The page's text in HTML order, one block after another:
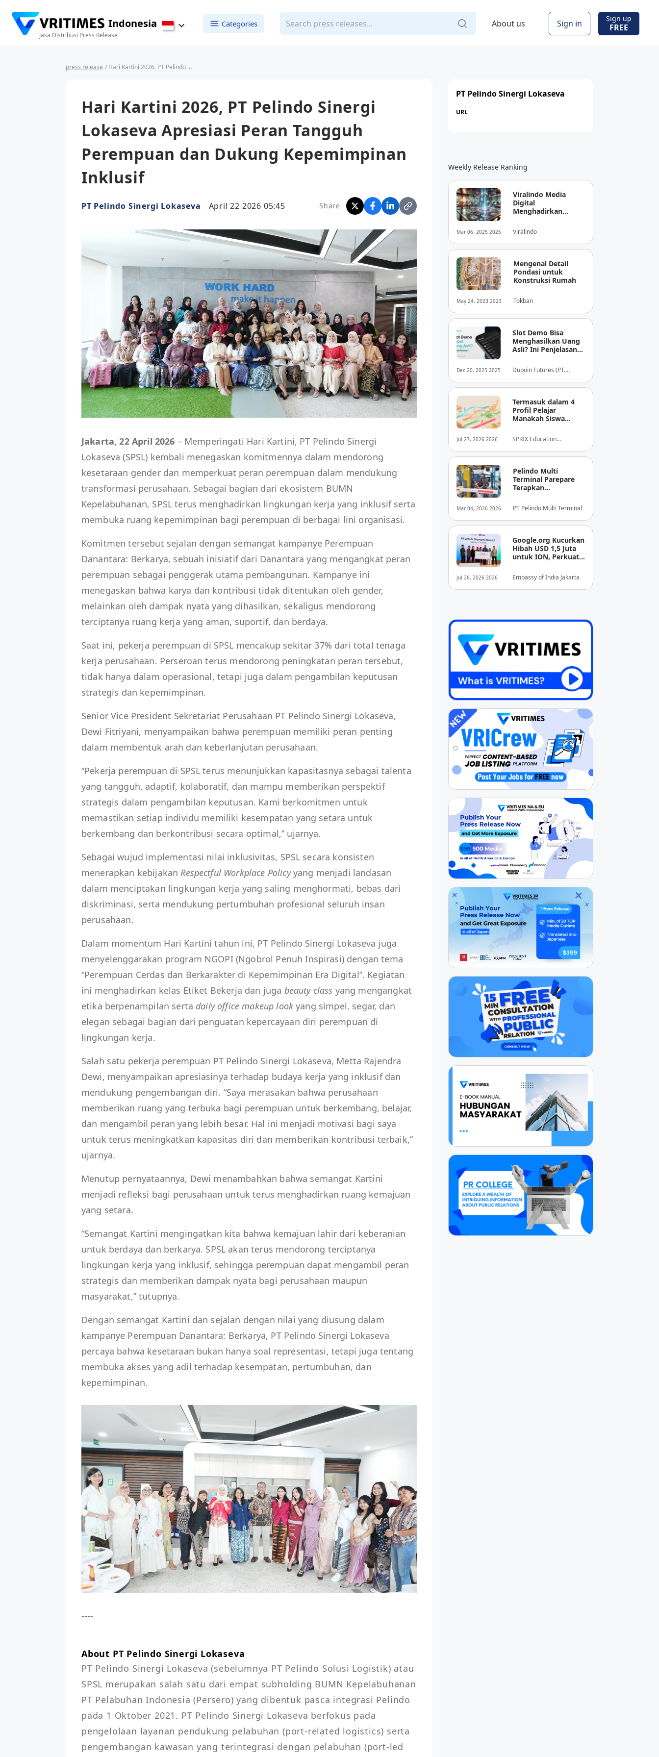
Indonesia
Jasa Distribusi Press Release
Categories About us Sign in Sign up
FREE
press release / Hari Kartini 2026, PT Pelindo Sinergi Lokaseva Apresiasi Peran Tangguh Perempuan dan Dukung Kepemimpinan Inklusif
Hari Kartini 2026, PT Pelindo Sinergi
Lokaseva Apresiasi Peran Tangguh
Perempuan dan Dukung Kepemimpinan
Inklusif
PT Pelindo Sinergi Lokaseva April 22 2026 05:45 Share
Jakarta, 22 April 2026 – Memperingati Hari Kartini, PT Pelindo Sinergi
Lokaseva (SPSL) kembali menegaskan komitmennya dalam mendorong
kesetaraan gender dan memperkuat peran perempuan dalam mendukung
transformasi perusahaan. Sebagai bagian dari ekosistem BUMN
Kepelabuhanan, SPSL terus menghadirkan lingkungan kerja yang inklusif serta
membuka ruang kepemimpinan bagi perempuan di berbagai lini organisasi.
Komitmen tersebut sejalan dengan semangat kampanye Perempuan
Danantara: Berkarya, sebuah inisiatif dari Danantara yang mengangkat peran
perempuan sebagai penggerak utama pembangunan. Kampanye ini
menegaskan bahwa karya dan kontribusi tidak ditentukan oleh gender,
melainkan oleh dampak nyata yang dihasilkan, sekaligus mendorong
terciptanya ruang kerja yang aman, suportif, dan berdaya.
Saat ini, pekerja perempuan di SPSL mencakup sekitar 37% dari total tenaga
kerja perusahaan. Perseroan terus mendorong peningkatan peran tersebut,
tidak hanya dalam operasional, tetapi juga dalam pengambilan keputusan
strategis dan kepemimpinan.
Senior Vice President Sekretariat Perusahaan PT Pelindo Sinergi Lokaseva,
Dewi Fitriyani, menyampaikan bahwa perempuan memiliki peran penting
dalam membentuk arah dan keberlanjutan perusahaan.
“Pekerja perempuan di SPSL terus menunjukkan kapasitasnya sebagai talenta
yang tangguh, adaptif, kolaboratif, dan mampu memberikan perspektif
strategis dalam pengambilan keputusan. Kami berkomitmen untuk
memastikan setiap individu memiliki kesempatan yang setara untuk
berkembang dan berkontribusi secara optimal,” ujarnya.
Sebagai wujud implementasi nilai inklusivitas, SPSL secara konsisten
menerapkan kebijakan Respectful Workplace Policyyang menjadi landasan
dalam menciptakan lingkungan kerja yang saling menghormati, bebas dari
diskriminasi, serta mendukung pertumbuhan profesional seluruh insan
perusahaan.
Dalam momentum Hari Kartini tahun ini, PT Pelindo Sinergi Lokaseva juga
menyelenggarakan program NGOPI (Ngobrol Penuh Inspirasi) dengan tema
“Perempuan Cerdas dan Berkarakter di Kepemimpinan Era Digital”. Kegiatan
ini menghadirkan kelas Etiket Bekerja dan juga beauty class yang mengangkat
etika berpenampilan serta daily office makeup look yang simpel, segar, dan
elegan sebagai bagian dari penguatan kepercayaan diri perempuan di
lingkungan kerja.
Salah satu pekerja perempuan PT Pelindo Sinergi Lokaseva, Metta Rajendra
Dewi, menyampaikan apresiasinya terhadap budaya kerja yang inklusif dan
mendukung pengembangan diri. “Saya merasakan bahwa perusahaan
memberikan ruang yang terbuka bagi perempuan untuk berkembang, belajar,
dan mengambil peran yang lebih besar. Hal ini menjadi motivasi bagi saya
untuk terus meningkatkan kapasitas diri dan memberikan kontribusi terbaik,”
ujarnya.
Menutup pernyataannya, Dewi menambahkan bahwa semangat Kartini
menjadi refleksi bagi perusahaan untuk terus menghadirkan ruang kemajuan
yang setara.
“Semangat Kartini mengingatkan kita bahwa kemajuan lahir dari keberanian
untuk berdaya dan berkarya. SPSL akan terus mendorong terciptanya
lingkungan kerja yang inklusif, sehingga perempuan dapat mengambil peran
strategis dan memberikan dampak nyata bagi perusahaan maupun
masyarakat,” tutupnya.
Dengan semangat Kartini dan sejalan dengan nilai yang diusung dalam
kampanye Perempuan Danantara: Berkarya, PT Pelindo Sinergi Lokaseva
percaya bahwa kesetaraan bukan hanya soal representasi, tetapi juga tentang
membuka akses yang adil terhadap kesempatan, pertumbuhan, dan
kepemimpinan.
----
About PT Pelindo Sinergi Lokaseva
PT Pelindo Sinergi Lokaseva (sebelumnya PT Pelindo Solusi Logistik) atau
SPSL merupakan salah satu dari empat subholding BUMN Kepelabuhanan
PT Pelabuhan Indonesia (Persero) yang dibentuk pasca integrasi Pelindo
pada 1 Oktober 2021. PT Pelindo Sinergi Lokaseva berfokus pada
pengelolaan layanan pendukung pelabuhan (port-related logistics) serta
pengembangan kawasan yang terintegrasi dengan pelabuhan (port-led
PT Pelindo Sinergi Lokaseva
URL
Weekly Release Ranking
Mar 06, 2025 2025
Viralindo Media
Digital
Menghadirkan
Dunia Media Digital
Indonesia
Viralindo
May 24, 2023 2023
Mengenal Detail
Pondasi untuk
Konstruksi Rumah
Tokban
Dec 20, 2025 2025
Slot Demo Bisa
Menghasilkan Uang
Asli? Ini Penjelasan
Dupoin Futures (PT.
Jul 27, 2026 2026
Termasuk dalam 4
Profil Pelajar
Manakah Siswa
Perilaku
Tersembunyi Saat
Ujian Melalui Data
Digital
SPRIX Education
Mar 04, 2026 2026
Pelindo Multi
Terminal Parepare
Terapkan
Nontunai di Pintu
Masuk Pelabuhan
Nusantara
PT Pelindo Multi Terminal
Jul 26, 2026 2026
Google.org Kucurkan
Hibah USD 1,5 Juta
untuk ION, Perkuat
Perdagangan Digital
Terbuka Indonesia
Embassy of India Jakarta